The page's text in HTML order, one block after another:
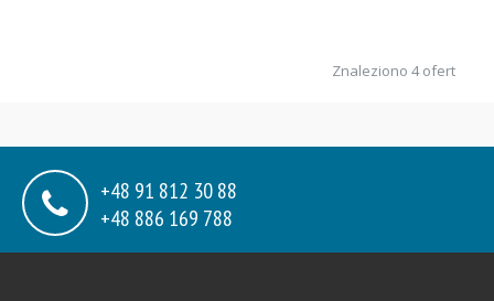
Znaleziono 4 ofert
+48 91 812 30 88
+48 886 169 788